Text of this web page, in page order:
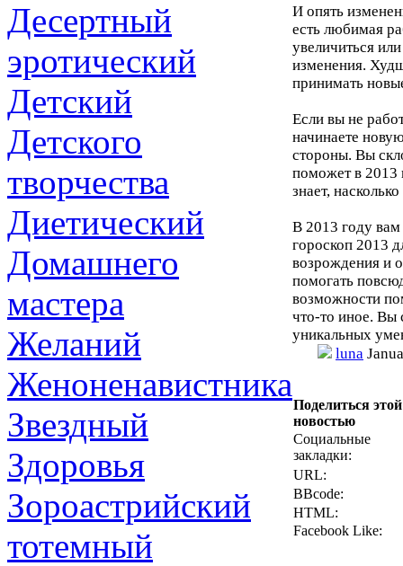
Десертный
эротический
Детский
Детского
творчества
Диетический
Домашнего
мастера
Желаний
Женоненавистника
Звездный
Здоровья
Зороастрийский
тотемный
И опять
есть любимая
увеличиться
изменения.
принимать
Если вы не
начинаете
стороны. Вы
поможет в 2013
знает,
В 2013 году вам
гороскоп 2013
возрождения и
помогать
возможности
что-то иное.
уникальных
luna
Поделиться этой
новостью
Социальные
закладки:
URL:
BBcode:
HTML:
Facebook Like: